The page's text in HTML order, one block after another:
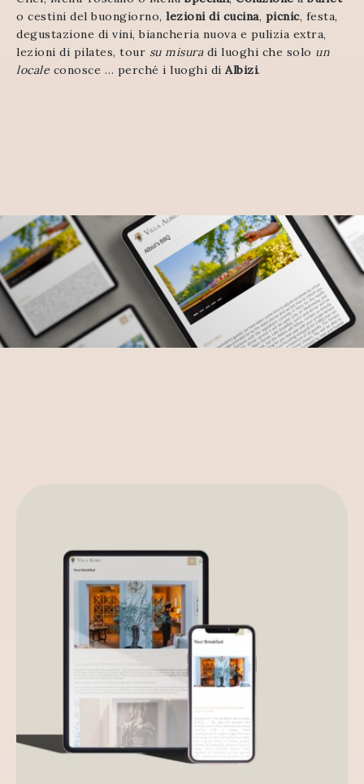
o cestini del buongiorno, lezioni di cucina, picnic, festa,
degustazione di vini,biancheria nuova e pulizia extra,
lezioni di pilates, tour su misura di luoghi che solo un
locale conosce … perché i luoghi di Albizi.